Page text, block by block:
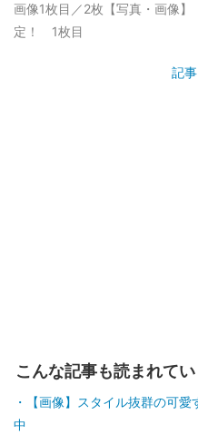
画像1枚目／2枚 【写真・画像
定！ 1枚目
記
こんな記事も読まれて
【画像】スタイル抜群の可
中